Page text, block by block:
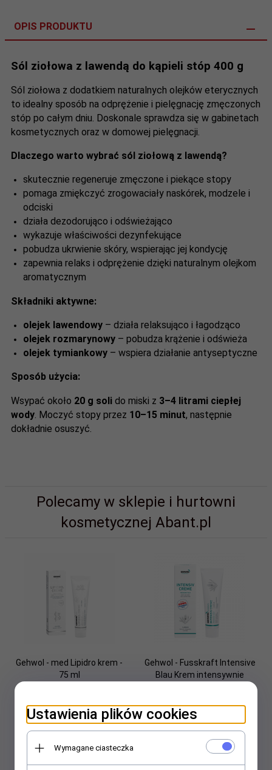
OPIS PRODUKTU
Sól ziołowa z lawendą do kąpieli stóp 400 g
Sól ziołowa z dodatkiem naturalnych olejków eterycznych
to idealny sposób na odprężenie i pielęgnację zmęczonych
stóp po całym dniu. Doskonale sprawdza się w gabinetach
kosmetycznych oraz w domowej pielęgnacji.
Dlaczego warto wybrać sól ziołową z lawendą?
skutecznie regeneruje zmęczone i piekące stopy
pomaga zmiękczyć zrogowaciały naskórek, modzele i
odciski
działa dezodorująco i odświeżająco
wykazuje właściwości dezynfekujące
pobudza ukrwienie skóry, wspierając jej kondycję
zapewnia relaks i odprężenie dzięki naturalnym olejkom
aromatycznym
Składniki aktywne:
olejek lawendowy – działa relaksująco i łagodząco
olejek rozmarynowy – pobudza krążenie i odświeża
olejek tymiankowy – wspiera działanie antyseptyczne
Sposób użycia:
Wsypać około 20 g soli do miski z 3–4 litrami ciepłej
wody . Moczyć stopy przez 10–15 minut, następnie
dokładnie osuszyć.
Polecamy w sklepie i hurtowni
kosmetycznej Abant.pl
Gehwol - med Lipidro krem -
75 ml
34,26 PLN
Gehwol - Fusskraft Intensive
Blau Krem intensywnie
nawilżający do skóry suchej
37,70
Ustawienia plików cookies
Wymagane ciasteczka